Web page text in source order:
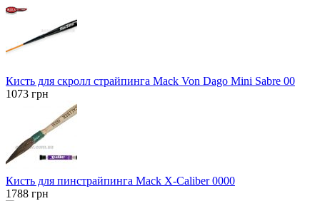
Кисть для скролл страйпинга Mack Von Dago Mini Sabre 00
1073 грн
Кисть для пинстрайпинга Mack X-Caliber 0000
1788 грн